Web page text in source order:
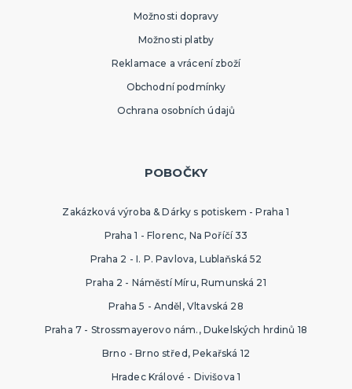
Možnosti dopravy
Možnosti platby
Reklamace a vrácení zboží
Obchodní podmínky
Ochrana osobních údajů
POBOČKY
Zakázková výroba & Dárky s potiskem - Praha 1
Praha 1 - Florenc, Na Poříčí 33
Praha 2 - I. P. Pavlova, Lublaňská 52
Praha 2 - Náměstí Míru, Rumunská 21
Praha 5 - Anděl, Vltavská 28
Praha 7 - Strossmayerovo nám., Dukelských hrdinů 18
Brno - Brno střed, Pekařská 12
Hradec Králové - Divišova 1